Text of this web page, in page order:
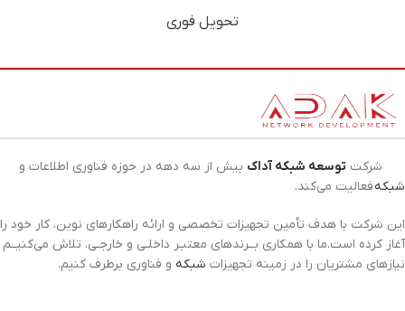
تحویل فوری
شرکت توسعه شبکه آداک بیش از سه دهه در حوزه فناوری اطلاعات و
شبکهفعالیت می‌کند.
این شرکت با هدف تأمین تجهیزات تخصصی و ارائه راهکارهای نوین، کار خود را
آغاز کرده است.ما با همکاری بــرندهای معتبـر داخلـی و خارجـی، تلاش می‌کنیــم
نیازهای مشتریان را در زمینه تجهیزات شبکه و فناوری برطرف کنیم.